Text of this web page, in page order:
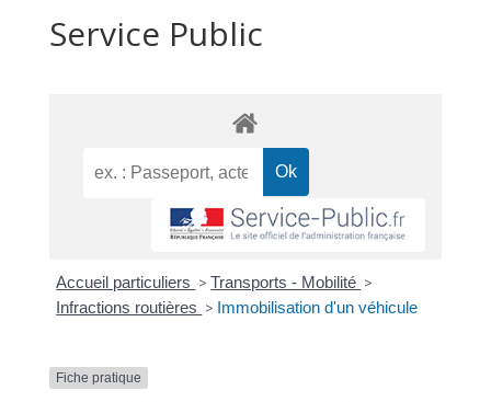
Service Public
Accueil particuliers > Transports - Mobilité >
Infractions routières > Immobilisation d'un véhicule
Fiche pratique